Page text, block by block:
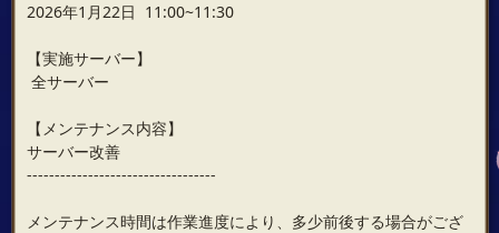
2026年1月22日 11:00~11:30
【実施サーバー】
全サーバー
【メンテナンス内容】
サーバー改善
----------------------------------
メンテナンス時間は作業進度により、多少前後する場合がござ